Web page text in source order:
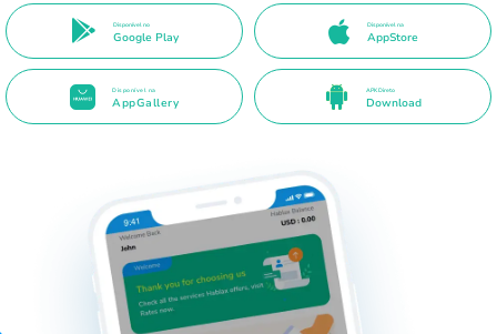
Disponível no
Google Play
Disponível na
AppStore
Disponível na
AppGallery
APK Direto
Download